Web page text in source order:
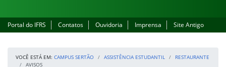
Portal do IFRS Contatos Ouvidoria Imprensa Site Antigo
VOCÊ ESTÁ EM: CAMPUS SERTÃO ASSISTÊNCIA ESTUDANTIL
RESTAURANTE
AVISOS